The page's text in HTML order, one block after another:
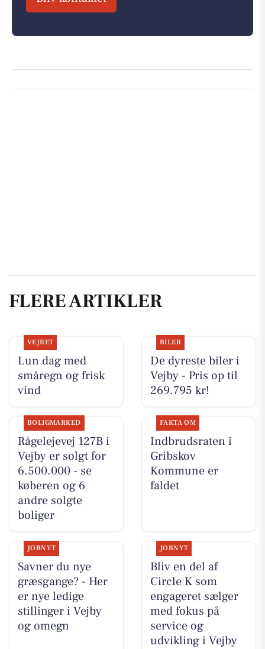
FLERE ARTIKLER
VEJRET
Lun dag med
småregn og frisk
vind
BILER
De dyreste biler i
Vejby - Pris op til
269.795 kr!
BOLIGMARKED
Rågelejevej 127B i
Vejby er solgt for
6.500.000 - se
køberen og 6
andre solgte
boliger
FAKTA OM
Indbrudsraten i
Gribskov
Kommune er
faldet
JOBNYT
Savner du nye
græsgange? - Her
er nye ledige
stillinger i Vejby
og omegn
JOBNYT
Bliv en del af
Circle K som
engageret sælger
med fokus på
service og
udvikling i Vejby